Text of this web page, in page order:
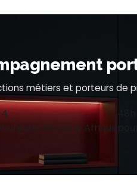
métiers et porteurs de
4
bureaux Maroc & Afrique
48h